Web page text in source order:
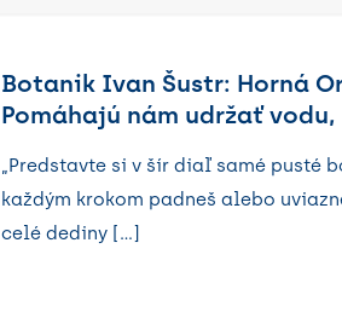
Botanik Ivan Šustr: Horná
Pomáhajú nám udržať
„Predstavte si v šír diaľ samé pusté
každým krokom padneš alebo
celé dediny[…]